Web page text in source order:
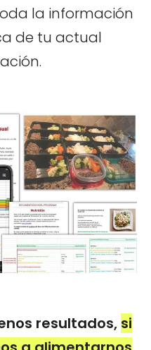
la información
de tu actual
resultados, si